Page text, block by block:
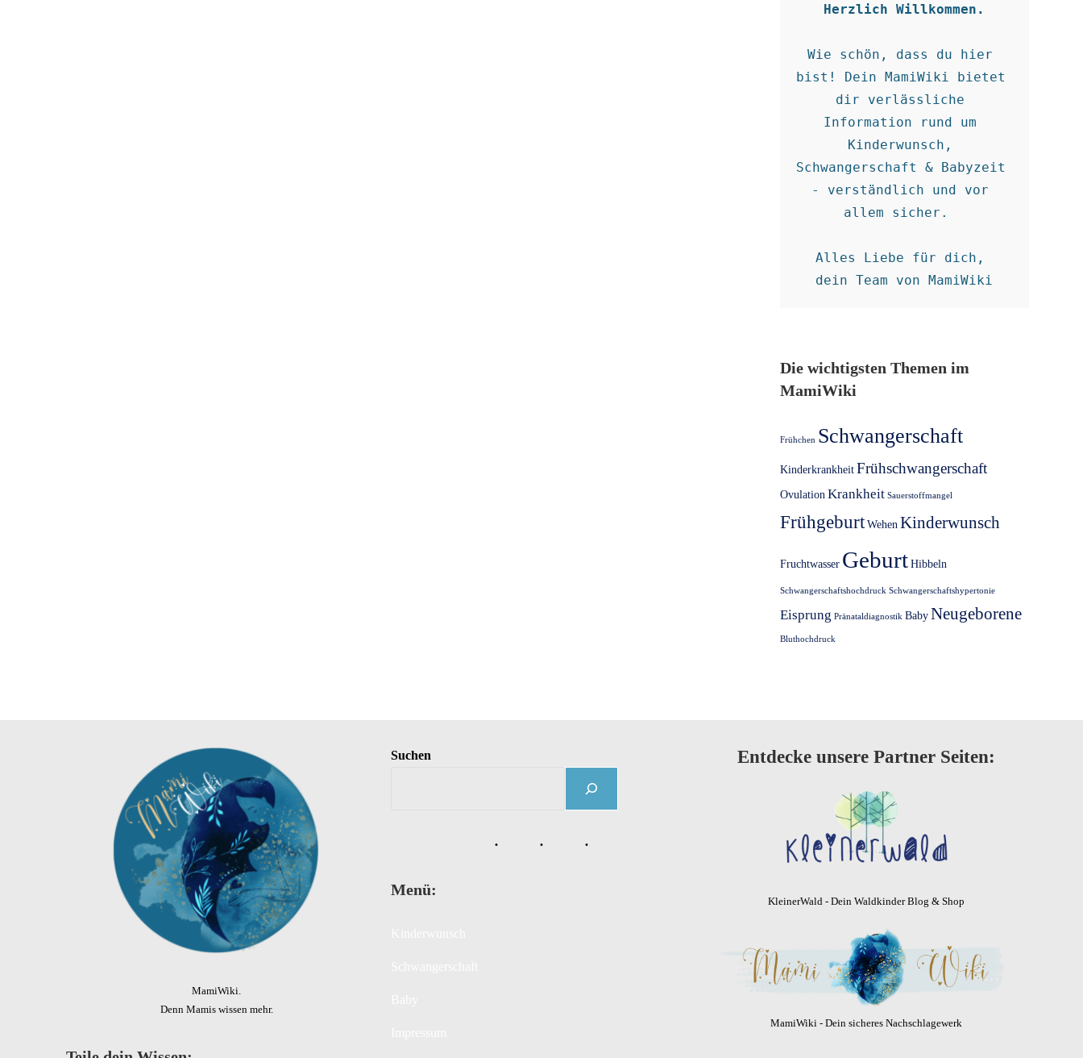
Herzlich Willkommen.
Wie schön, dass du hier
bist! Dein MamiWiki bietet
dir verlässliche
Information rund um
Kinderwunsch,
Schwangerschaft & Babyzeit
- verständlich und vor
allem sicher.
Alles Liebe für dich,
dein Team von MamiWiki
Die wichtigsten Themen im
MamiWiki
Frühchen Schwangerschaft
KinderkrankheitFrühschwangerschaft
Ovulation Krankheit Sauerstoffmangel
FrühgeburtWehen Kinderwunsch
Fruchtwasser GeburtHibbeln
Schwangerschaftshochdruck Schwangerschaftshypertonie
Eisprung Pränataldiagnostik BabyNeugeborene
Bluthochdruck
MamiWiki.
Denn Mamis wissen mehr.
Suchen
Menü:
Entdecke unsere Partner Seiten:
KleinerWald - Dein Waldkinder Blog & Shop
MamiWiki - Dein sicheres Nachschlagewerk